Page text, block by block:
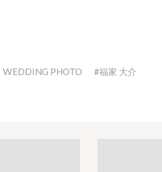
WEDDING PHOTO 福家 大介